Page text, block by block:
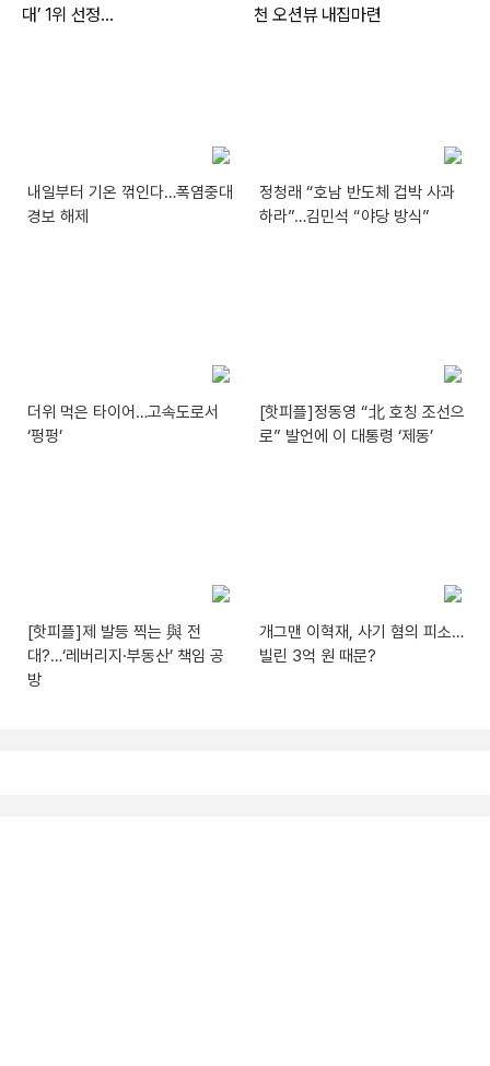
내일부터 기온 꺾인다…폭염중대
경보 해제
정청래 “호남 반도체 겁박 사과
하라”…김민석 “야당 방식”
더위 먹은 타이어…고속도로서
‘펑펑’
[핫피플]정동영 “北 호칭 조선으
로” 발언에 이 대통령 ‘제동’
[핫피플]제 발등 찍는 與 전
대?…‘레버리지·부동산’ 책임 공
방
개그맨 이혁재, 사기 혐의 피소…
빌린 3억 원 때문?